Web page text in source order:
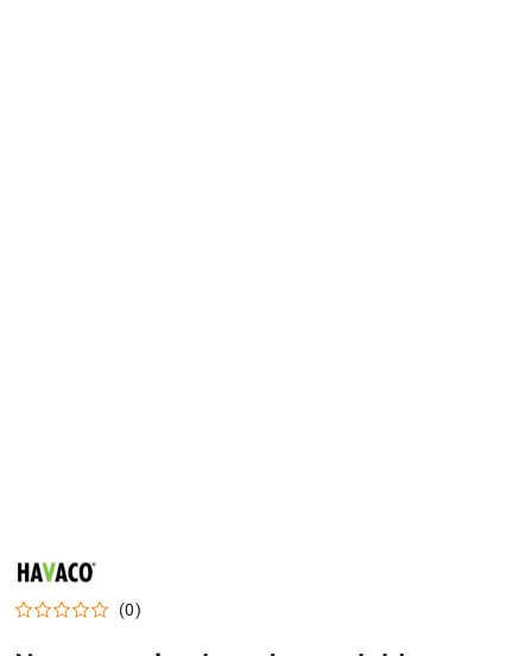
HAVACO
(0)